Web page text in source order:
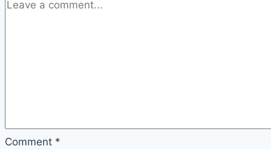
:
Comment *